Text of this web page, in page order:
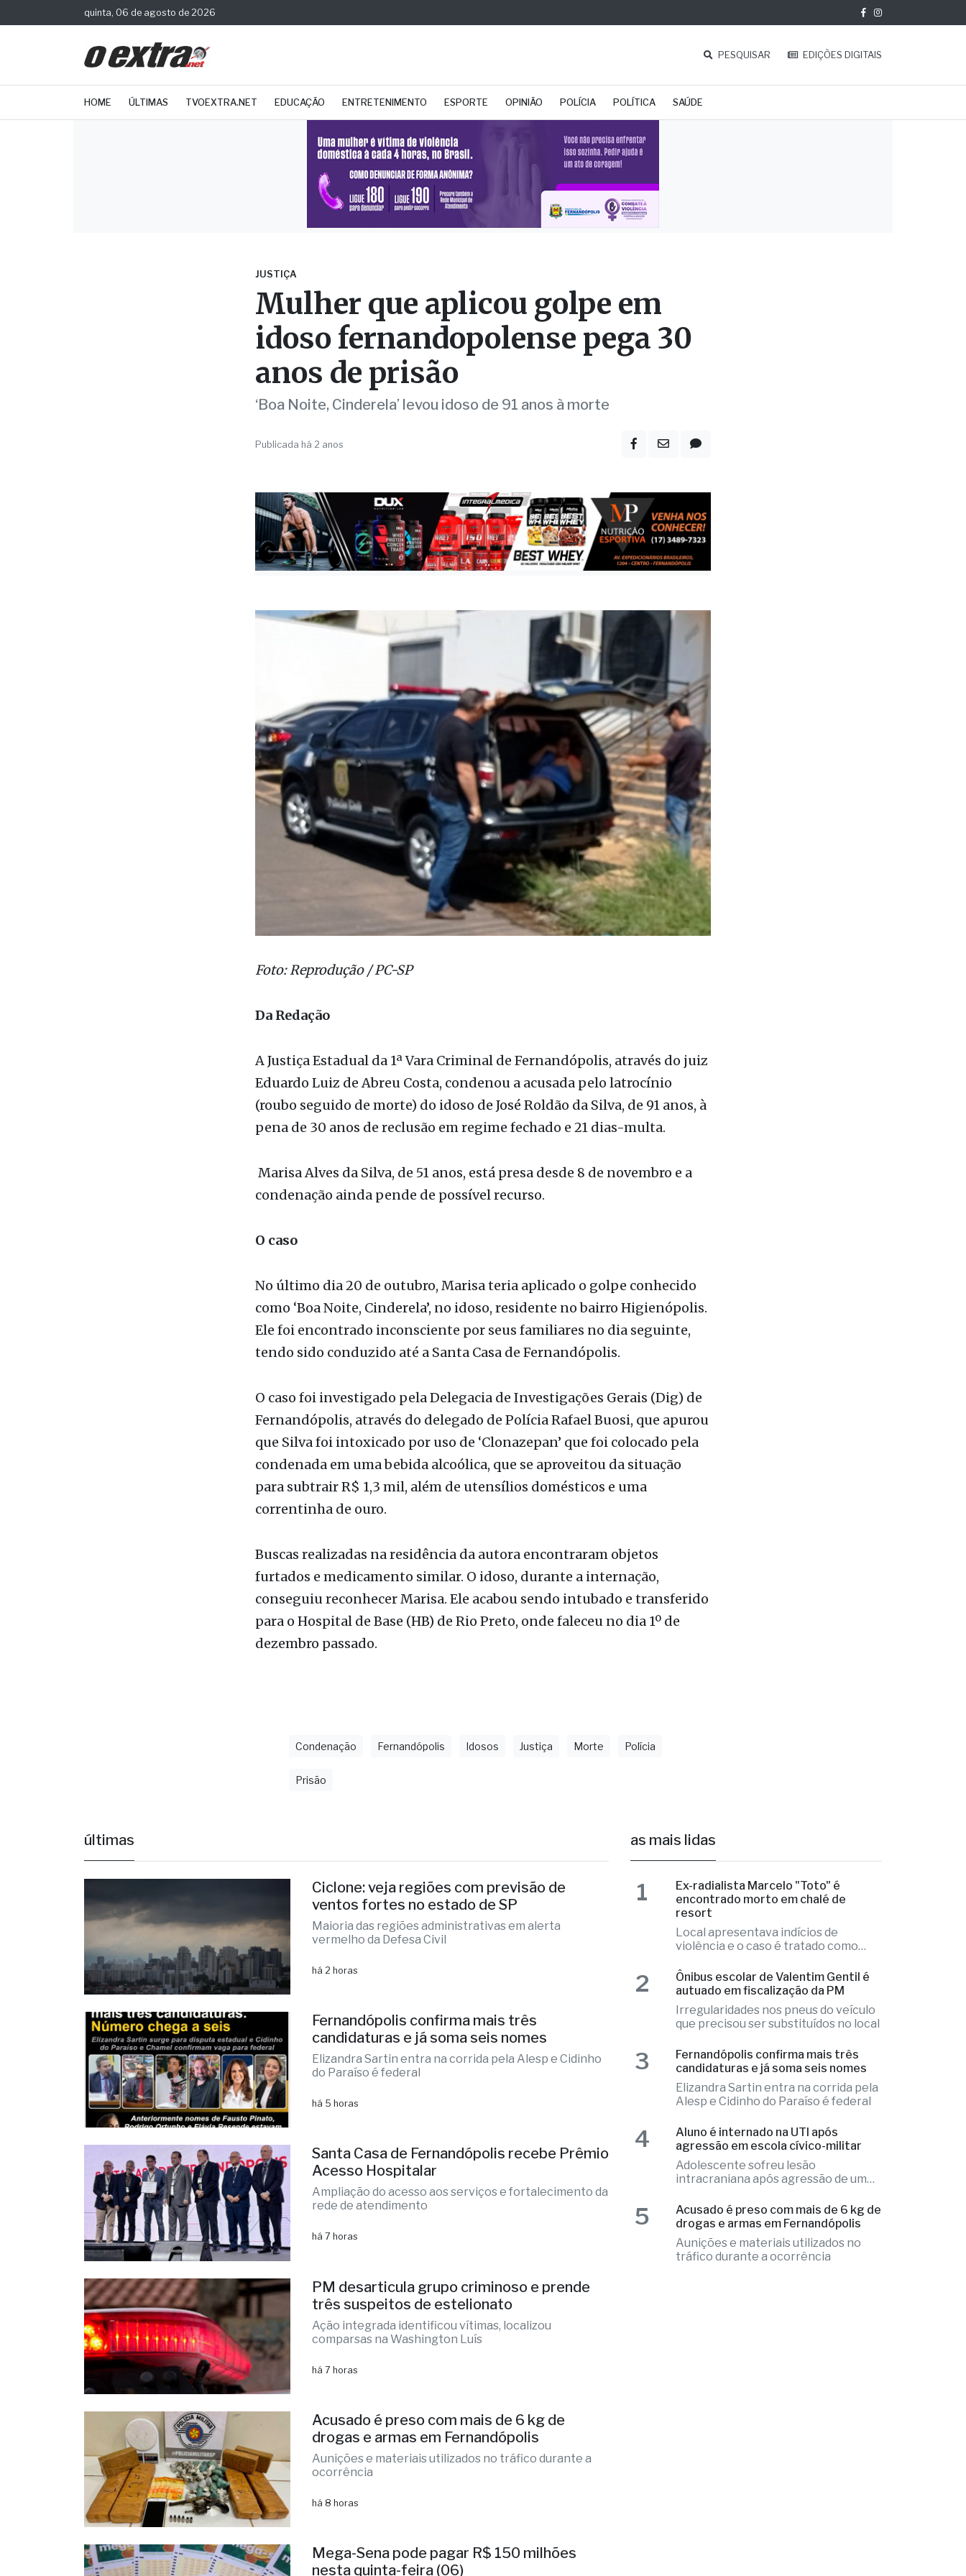
quinta, 06 de agosto de 2026
PESQUISAR EDIÇÕES DIGITAIS
HOME ÚLTIMAS TVOEXTRA.NET EDUCAÇÃO ENTRETENIMENTO ESPORTE OPINIÃO POLÍCIA POLÍTICA SAÚDE
idoso fernandopolense pega 30
anos de prisão
‘Boa Noite, Cinderela’ levou idoso de 91 anos à morte
Publicada há 2 anos
Foto: Reprodução / PC-SP
Da Redação
A Justiça Estadual da 1ª Vara Criminal de Fernandópolis, através do juiz
(roubo seguido de morte) do idoso de José Roldão da Silva, de 91 anos, à
pena de 30 anos de reclusão em regime fechado e 21 dias-multa.
Marisa Alves da Silva, de 51 anos, está presa desde 8 de novembro e a
O caso
No último dia 20 de outubro, Marisa teria aplicado o golpe conhecido
Ele foi encontrado inconsciente por seus familiares no dia seguinte,
tendo sido conduzido até a Santa Casa de Fernandópolis.
O caso foi investigado pela Delegacia de Investigações Gerais (Dig) de
que Silva foi intoxicado por uso de ‘Clonazepan’ que foi colocado pela
condenada em uma bebida alcoólica, que se aproveitou da situação
para subtrair R$ 1,3 mil, além de utensílios domésticos e uma
correntinha de ouro.
Buscas realizadas na residência da autora encontraram objetos
conseguiu reconhecer Marisa. Ele acabou sendo intubado e transferido
para o Hospital de Base (HB) de Rio Preto, onde faleceu no dia 1º de
dezembro passado.
ventos fortes no estado de SP
Maioria das regiões administrativas em alerta
vermelho da Defesa Civil
há 2 horas
Fernandópolis confirma mais três
Elizandra Sartin entra na corrida pela Alesp e Cidinho
do Paraíso é federal
há 5 horas
Santa Casa de Fernandópolis recebe Prêmio
Ampliação do acesso aos serviços e fortalecimento da
rede de atendimento
há 7 horas
PM desarticula grupo criminoso e prende
Ação integrada identificou vítimas, localizou
comparsas na Washington Luís
há 7 horas
Acusado é preso com mais de 6 kg de
Aunições e materiais utilizados no tráfico durante a
ocorrência
há 8 horas
Mega-Sena pode pagar R$ 150 milhões
Apostas podem ser feitas até as 19h; sorteio será
realizado às 21h
Ex-radialista Marcelo "Toto" é
Local apresentava indícios de
violência e o caso é tratado como
investigação
1
Ônibus escolar de Valentim Gentil é
autuado em fiscalização da PM
que precisou ser substituídos no local
Fernandópolis confirma mais três
candidaturas e já soma seis nomes
Alesp e Cidinho do Paraíso é federal
Aluno é internado na UTI após
agressão em escola cívico-militar
intracraniana após agressão de um
colega
Acusado é preso com mais de 6 kg de
drogas e armas em Fernandópolis
tráfico durante a ocorrência